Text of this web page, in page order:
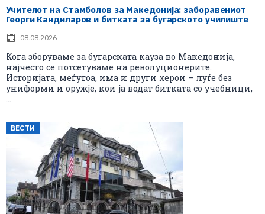
Учителот на Стамболов за Македонија: заборавениот
Георги Кандиларов и битката за бугарското училиште
08.08.2026
Кога зборуваме за бугарската кауза во Македонија,
најчесто се потсетуваме на револуционерите.
Историјата, меѓутоа, има и други херои – луѓе без
униформи и оружје, кои ја водат битката со учебници,
ВЕСТИ